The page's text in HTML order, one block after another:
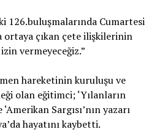
126.buluşmalarında Cumartesi
ortaya çıkan çete ilişkilerinin
vermeyeceğiz.”
hareketinin kuruluşu ve
olan eğitimci; ‘Yılanların
Sargısı’nın yazarı
hayatını kaybetti.